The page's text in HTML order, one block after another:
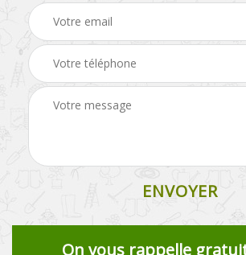
On vous rappelle